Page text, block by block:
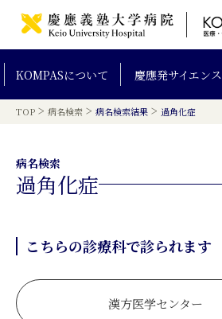
KOMPASについて 慶應発サイエンス
TOP > 病名検索 > 病名検索結果 > 過角化症
病名検索
過角化症
こちらの診療科で診られます
漢方医学センター